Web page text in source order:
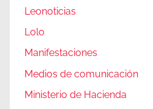
Leonoticias
Lolo
Manifestaciones
Medios de comunicación
Ministerio de Hacienda